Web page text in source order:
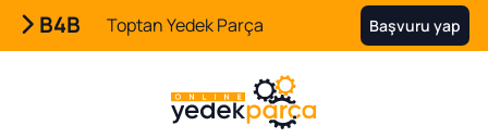
B4B Toptan Yedek Parça Başvuru yap